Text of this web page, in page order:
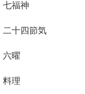
七福神
二十四節気
六曜
料理